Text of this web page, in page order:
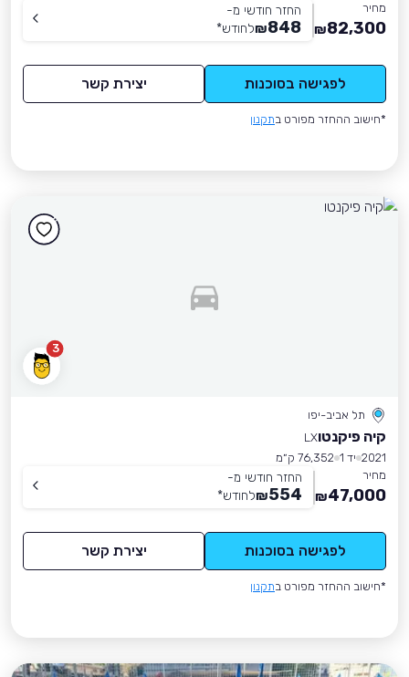
מחיר
82,300
₪
החזר חודשי מ-
848
₪לחודש*
לפגישה בסוכנות יצירת קשר
*חישוב ההחזר מפורט בתקנון
3
תל אביב-יפו
קיה פיקנטוLX
2021 יד 1
76,352 ק״מ
מחיר
47,000
₪
החזר חודשי מ-
554
₪לחודש*
לפגישה בסוכנות יצירת קשר
*חישוב ההחזר מפורט בתקנון